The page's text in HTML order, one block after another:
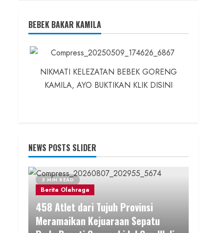
BEBEK BAKAR KAMILA
NIKMATI KELEZATAN BEBEK GORENG
KAMILA, AYO BUKTIKAN KLIK DISINI
NEWS POSTS SLIDER
3 MIN READ
Berita Olahraga
458 Atlet dari Tujuh Provinsi
Meramaikan Kejuaraan Sepatu